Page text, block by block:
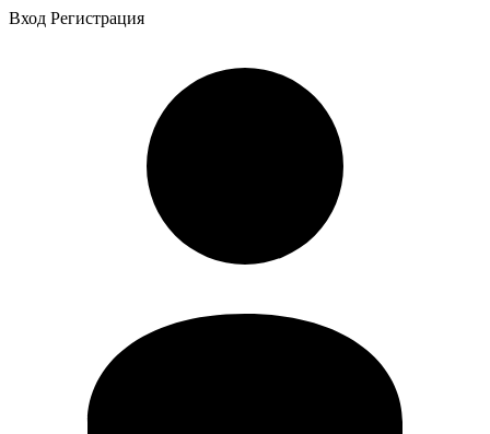
Вход Регистрация